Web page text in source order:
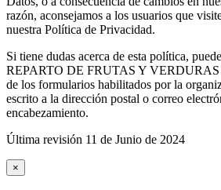
razón, aconsejamos a los usuarios que
nuestra Política de Privacidad.
Si tiene dudas acerca de esta política,
REPARTO DE FRUTAS Y
de los formularios habilitados por la
escrito a la dirección postal o correo
encabezamiento.
Última revisión 11 de Junio de 2024
Close
product
×